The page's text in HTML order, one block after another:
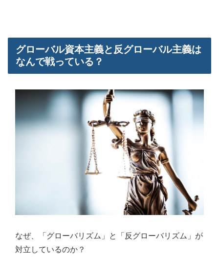
グローバル資本主義と反グローバル主義は
なんで戦っている？
なぜ、「グローバリズム」と「反グローバリズム」が
対立しているのか？